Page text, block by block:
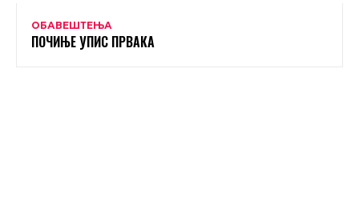
ОБАВЕШТЕЊА
ПОЧИЊЕ УПИС ПРВАКА